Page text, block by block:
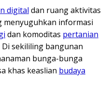
digital dan ruang aktivitas
menyuguhkan informasi
dan komoditas pertanian
sekililing bangunan
bunga-bunga
khas keaslian budaya